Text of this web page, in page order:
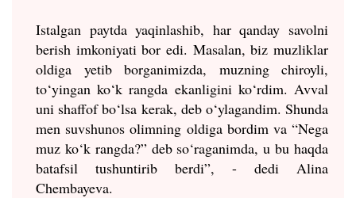
Istalgan paytda yaqinlashib, har qanday savolni
berish imkoniyati bor edi. Masalan, biz muzliklar
oldiga yetib borganimizda, muzning chiroyli,
to‘yingan ko‘k rangda ekanligini ko‘rdim. Avval
uni shaffof bo‘lsa kerak, deb o‘ylagandim. Shunda
men suvshunos olimning oldiga bordim va “Nega
muz ko‘k rangda?” deb so‘raganimda, u bu haqda
batafsil tushuntirib berdi”, - dedi Alina
Chembayeva.